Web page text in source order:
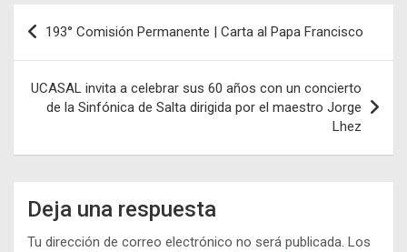
Navegación
de
entradas
193° Comisión Permanente | Carta al Papa Francisco
UCASAL invita a celebrar sus 60 años con un concierto
de la Sinfónica de Salta dirigida por el maestro Jorge
Lhez
Deja una respuesta
Tu dirección de correo electrónico no será publicada. Los